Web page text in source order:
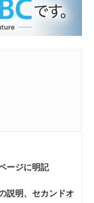
ージに明記
説明、セカンドオ